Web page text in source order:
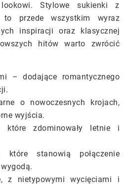
Stylowe sukienki z
to przede wszystkim wyraz
inspiracji oraz klasycznej
hitów warto zwrócić
– dodające romantycznego
o nowoczesnych krojach,
wyjścia.
które zdominowały letnie i
które stanowią połączenie
z nietypowymi wycięciami i